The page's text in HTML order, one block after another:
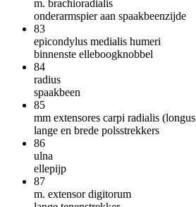
m. brachioradialis
onderarmspier aan spaakbeenzijde
83
epicondylus medialis humeri
binnenste elleboogknobbel
84
radius
spaakbeen
85
mm extensores carpi radialis
lange en brede polsstrekkers
86
ulna
ellepijp
87
m. extensor digitorum